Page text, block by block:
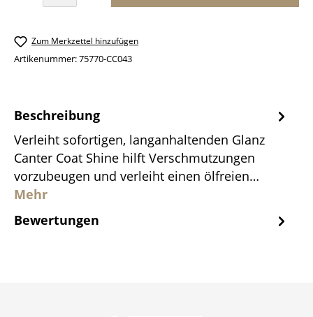
Zum Merkzettel hinzufügen
Artikenummer:75770-CC043
Beschreibung
Verleiht sofortigen, langanhaltenden Glanz
Canter Coat Shine hilft Verschmutzungen
vorzubeugen und verleiht einen ölfreien…
Mehr
Bewertungen